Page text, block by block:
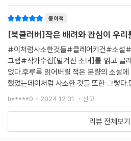
그리고 이 안온한 일상을 언제든 쉽게 잃을
고 살아간다.
크리스마스를 앞둔 어느 날 아침, 펄롱은
고에서 한 여자아이를 발견하고 그곳에서
을 파악하게 된다. 스스로에게 ‘서로 돕지
하는 질문을 던지는 데까지 생각이 이르지
세계는 평온하게 가정을 지키기 위해서는
조언하며 그를 침묵하게끔 한다. 수녀원이
서 안락한 삶을 누리던 펄롱은 위험이 예
종이책
[북클러버]작은 배려와 관심이 우
#이처럼사소한것들#클레어키건#소설
그램#작가수집[맡겨진 소녀]를 읽고 클
었다.후루룩 읽어버릴 적은 분량의 소설
했었는데이처럼 사소한 것들 또한 그렇다
게 하는 이야기나만 잘 사는 것이 아니라
h*****0 2024.12.31. 신고
리뷰 전체보기